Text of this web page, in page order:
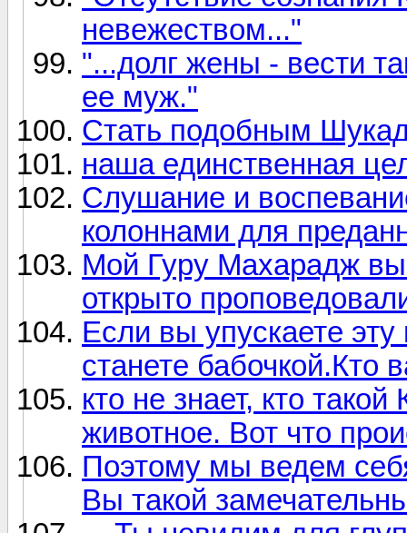
невежеством..."
"...долг жены - вести
ее муж."
Стать подобным
наша единственная
Слушание и
колоннами для
Мой Гуру Махарадж
открыто
Если вы упускаете
станете бабочкой.Кто
кто не знает, кто
животное. Вот что
Поэтому мы ведем
Вы такой